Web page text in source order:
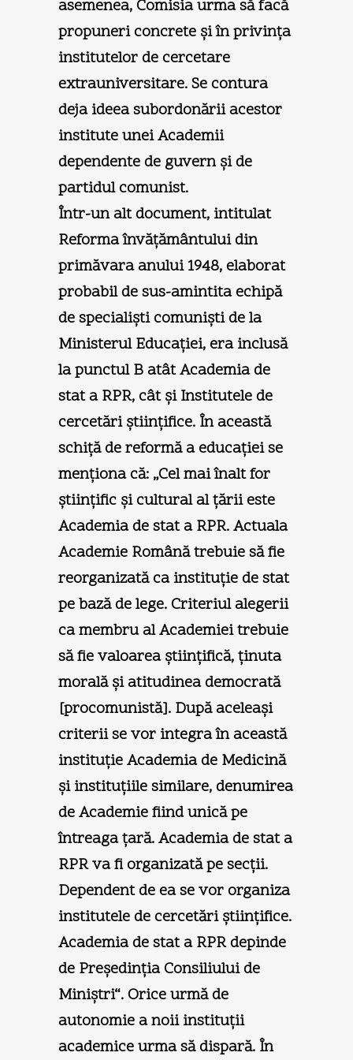
asemenea, Comisia urma să facă
propuneri concrete şi în privinţa
institutelor de cercetare
extrauniversitare. Se contura
deja ideea subordonării acestor
institute unei Academii
dependente de guvern şi de
partidul comunist.
Într-un alt document, intitulat
Reforma învăţământului din
primăvara anului 1948, elaborat
probabil de sus-amintita echipă
de specialişti comunişti de la
Ministerul Educaţiei, era inclusă
la punctul B atât Academia de
stat a RPR, cât şi Institutele de
cercetări ştiinţifice. În această
schiţă de reformă a educaţiei se
menţiona că: „Cel mai înalt for
ştiinţific şi cultural al ţării este
Academia de stat a RPR. Actuala
Academie Română trebuie să fie
reorganizată ca instituţie de stat
pe bază de lege. Criteriul alegerii
ca membru al Academiei trebuie
să fie valoarea ştiinţifică, ţinuta
morală şi atitudinea democrată
[procomunistă]. După aceleaşi
criterii se vor integra în această
instituţie Academia de Medicină
şi instituţiile similare, denumirea
de Academie fiind unică pe
întreaga ţară. Academia de stat a
RPR va fi organizată pe secţii.
Dependent de ea se vor organiza
institutele de cercetări ştiinţifice.
Academia de stat a RPR depinde
de Preşedinţia Consiliului de
Miniştri“. Orice urmă de
autonomie a noii instituţii
academice urma să dispară. În